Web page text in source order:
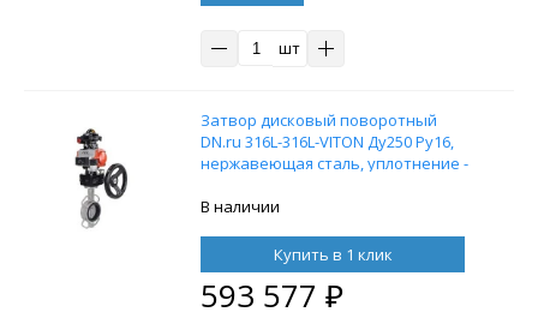
шт
Затвор дисковый поворотный
DN.ru 316L-316L-VITON Ду250 Ру16,
нержавеющая сталь, уплотнение -
140, пневмораспределителем
ручным дублером HDM-4
В наличии
Купить в 1 клик
593 577 ₽